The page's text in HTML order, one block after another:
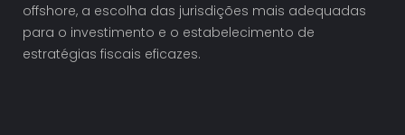
offshore, a escolha das jurisdições mais adequadas
para o investimento e o estabelecimento de
estratégias fiscais eficazes.